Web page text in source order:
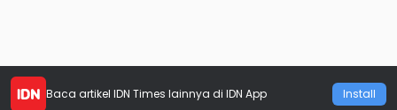
Baca artikel IDN Times lainnya di IDN App Install